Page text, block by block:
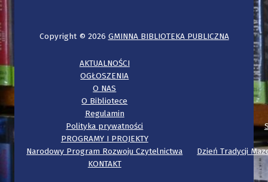
Copyright © 2026 GMINNA BIBLIOTEKA PUBLICZNA
AKTUALNOŚCI
OGŁOSZENIA
O NAS
O Bibliotece
Regulamin
Polityka prywatności
PROGRAMY I PROJEKTY
Narodowy Program Rozwoju Czytelnictwa
Dzień Tradycji
KONTAKT